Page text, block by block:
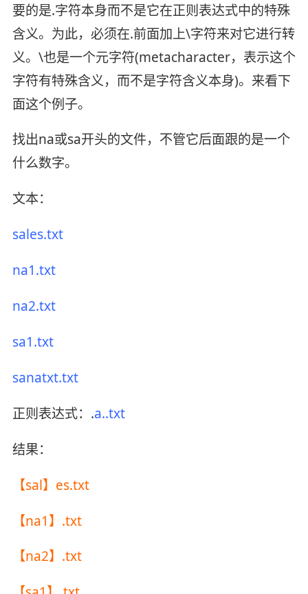
要的是.字符本身而不是它在正则表达式中的特殊
含义。为此，必须在.前面加上\字符来对它进行转
义。\也是一个元字符(metacharacter，表示这个
字符有特殊含义，而不是字符含义本身)。来看下
面这个例子。
找出na或sa开头的文件，不管它后面跟的是一个
什么数字。
文本：
sales.txt
na1.txt
na2.txt
sa1.txt
sanatxt.txt
正则表达式：.a..txt
结果：
【sal】es.txt
【na1】.txt
【na2】.txt